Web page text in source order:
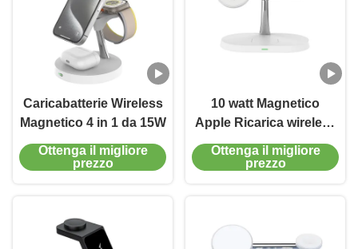
Caricabatterie Wireless
Magnetico 4 in 1 da 15W
Ottenga il migliore
prezzo
10 watt Magnetico
Apple Ricarica wireless
per telefono orologio
auricolare Nero e
Ottenga il migliore
prezzo